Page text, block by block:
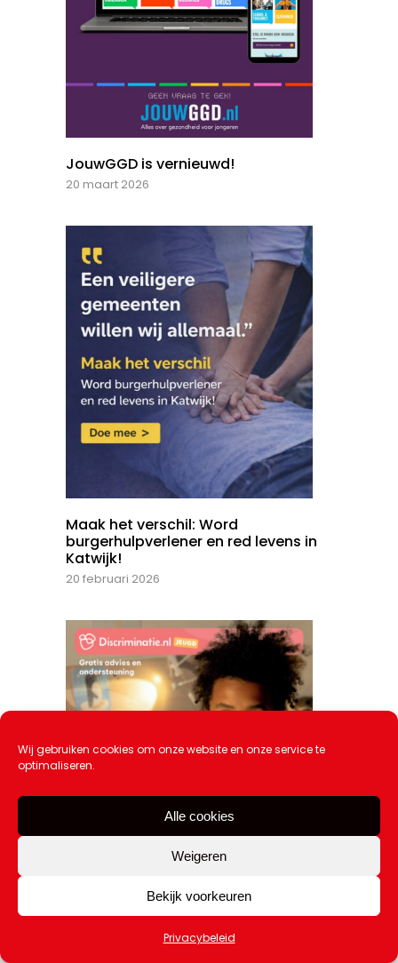
Wij gebruiken cookies om onze website en onze service te
optimaliseren.
Alle cookies
Weigeren
Bekijk voorkeuren
Privacybeleid
JouwGGD is vernieuwd!
20 maart 2026
Maak het verschil: Word
burgerhulpverlener en red levens in
Katwijk!
20 februari 2026